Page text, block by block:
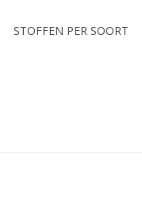
STOFFEN PER SOORT